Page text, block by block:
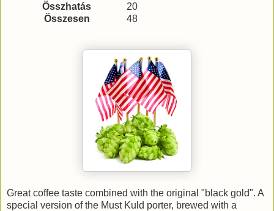
Összhatás
20
Összesen
48
Great coffee taste combined with the original "black gold". A
special version of the Must Kuld porter, brewed with a